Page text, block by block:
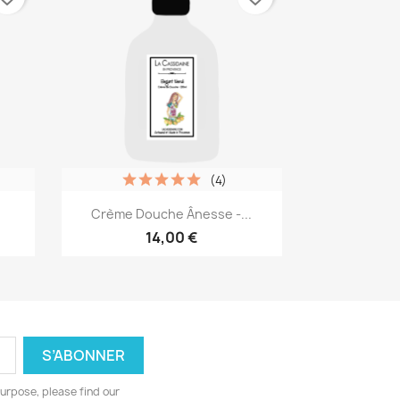
Aperçu rapide
Crème Douche Ânesse -...
14,00 €
(4)
please find our